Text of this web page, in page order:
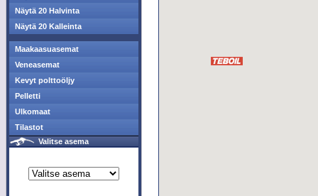
Näytä 20 Halvinta
Näytä 20 Kalleinta
Maakaasuasemat
Veneasemat
Kevyt polttoöljy
Pelletti
Ulkomaat
Tilastot
Valitse asema